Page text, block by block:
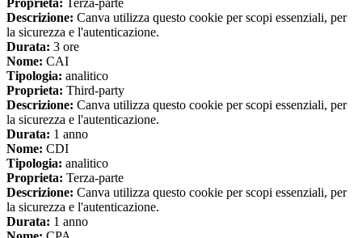
Proprieta: Terza-parte
Descrizione: Canva utilizza questo cookie per scopi essenziali, per
la sicurezza e l'autenticazione.
Durata: 3 ore
Nome: CAI
Tipologia: analitico
Proprieta: Third-party
Descrizione: Canva utilizza questo cookie per scopi essenziali, per
la sicurezza e l'autenticazione.
Durata: 1 anno
Nome: CDI
Tipologia: analitico
Proprieta: Terza-parte
Descrizione: Canva utilizza questo cookie per scopi essenziali, per
la sicurezza e l'autenticazione.
Durata: 1 anno